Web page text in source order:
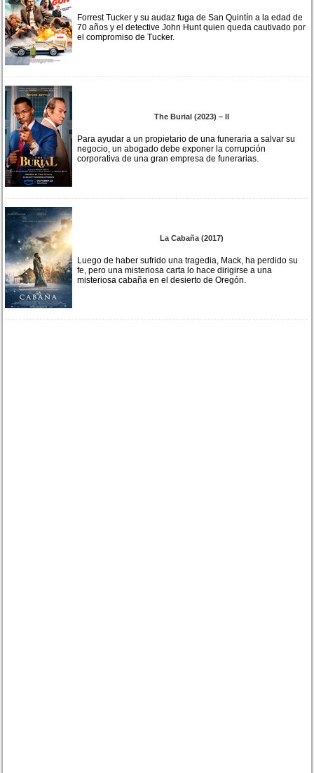
Forrest Tucker y su audaz fuga de San Quintín a la edad de
70 años y el detective John Hunt quien queda cautivado por
el compromiso de Tucker.
The Burial (2023) – II
Para ayudar a un propietario de una funeraria a salvar su
negocio, un abogado debe exponer la corrupción
corporativa de una gran empresa de funerarias.
La Cabaña (2017)
Luego de haber sufrido una tragedia, Mack, ha perdido su
fe, pero una misteriosa carta lo hace dirigirse a una
misteriosa cabaña en el desierto de Oregón.